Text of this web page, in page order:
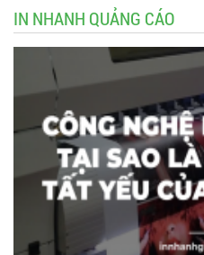
IN NHANH QUẢNG CÁO